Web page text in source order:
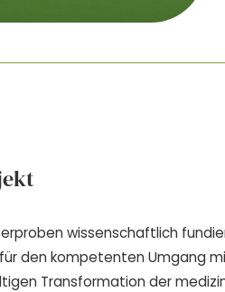
wissenschaftlich
den kompetenten Umgang
Transformation der